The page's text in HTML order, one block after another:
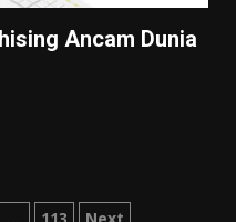
Ancam Dunia